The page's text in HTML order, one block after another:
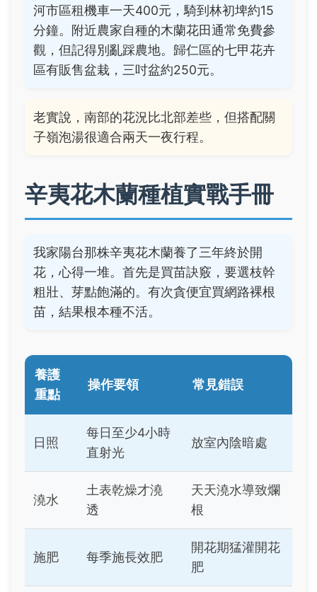
河市區租機車一天400元，騎到林初埤約15
分鐘。附近農家自種的木蘭花田通常免費參
觀，但記得別亂踩農地。歸仁區的七甲花卉
區有販售盆栽，三吋盆約250元。
老實說，南部的花況比北部差些，但搭配關
子嶺泡湯很適合兩天一夜行程。
辛夷花木蘭種植實戰手冊
我家陽台那株辛夷花木蘭養了三年終於開
花，心得一堆。首先是買苗訣竅，要選枝幹
粗壯、芽點飽滿的。有次貪便宜買網路裸根
苗，結果根本種不活。
養護
重點
操作要領 常見錯誤
日照
每日至少4小時
直射光
放室內陰暗處
澆水
土表乾燥才澆
透
天天澆水導致爛
根
施肥 每季施長效肥
開花期猛灌開花
肥